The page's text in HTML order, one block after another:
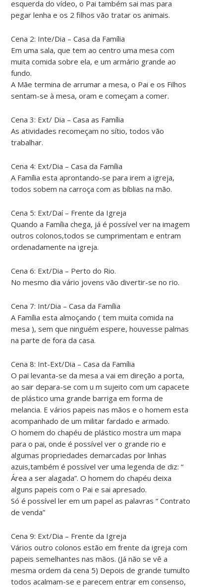
esquerda do vídeo, o Pai também sai mas para
pegar lenha e os 2 filhos vão tratar os animais.
Cena 2: Inte/Dia – Casa da Família
Em uma sala, que tem ao centro uma mesa com
muita comida sobre ela, e um armário grande ao
fundo.
A Mãe termina de arrumar a mesa, o Pai e os Filhos
sentam-se à mesa, oram e começam a comer.
Cena 3: Ext/ Dia – Casa as Família
As atividades recomeçam no sítio, todos vão
trabalhar.
Cena 4: Ext/Dia – Casa da Família
A Família esta aprontando-se para irem a igreja,
todos sobem na carroça com as bíblias na mão.
Cena 5: Ext/Daí – Frente da Igreja
Quando a Família chega, já é possível ver na imagem
outros colonos,todos se cumprimentam e entram
ordenadamente na igreja.
Cena 6: Ext/Dia – Perto do Rio.
No mesmo dia vário jovens vão divertir-se no rio.
Cena 7: Int/Dia – Casa da Família
A Família esta almoçando ( tem muita comida na
mesa ), sem que ninguém espere, houvesse palmas
na parte de fora da casa.
Cena 8: Int-Ext/Dia – Casa da Família
O pai levanta-se da mesa a vai em direção a porta,
ao sair depara-se com u m sujeito com um capacete
de plástico uma grande barriga em forma de
melancia. E vários papeis nas mãos e o homem esta
acompanhado de um militar fardado e armado.
O homem do chapéu de plástico mostra um mapa
para o pai, onde é possível ver o grande rio e
algumas propriedades demarcadas por linhas
azuis,também é possível ver uma legenda de diz: “
Área a ser alagada”. O homem do chapéu deixa
alguns papeis com o Pai e sai apresado.
Só é possível ler em um papel as palavras “ Contrato
de venda”
Cena 9: Ext/Dia – Frente da Igreja
Vários outro colonos estão em frente da igreja com
papeis semelhantes nas mãos. (Já não se vê a
mesma ordem da cena 5) Depois de grande tumulto
todos acalmam-se e parecem entrar em consenso,